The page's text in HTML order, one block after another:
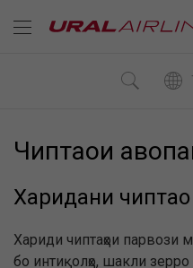
Чиптаҳои
Харидани
Хариди чиптаҳои парвози
бо интиқолҳо, шакли